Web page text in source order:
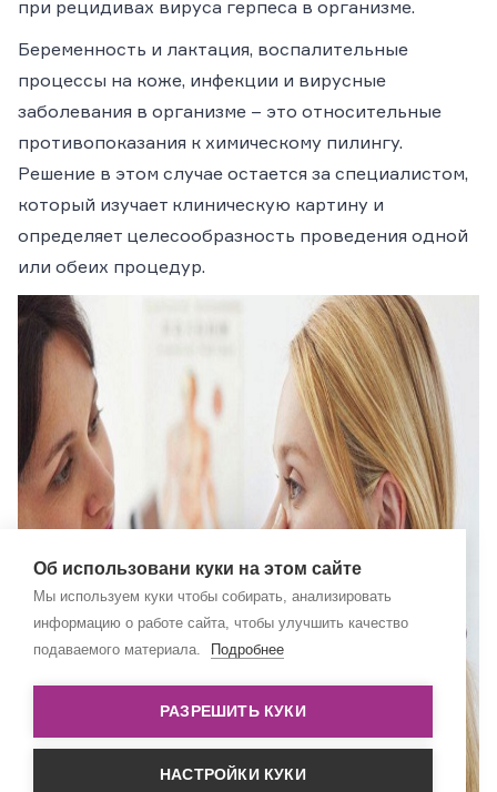
при рецидивах вируса герпеса в организме.
Беременность и лактация, воспалительные
процессы на коже, инфекции и вирусные
заболевания в организме – это относительные
противопоказания к химическому пилингу.
Решение в этом случае остается за специалистом,
который изучает клиническую картину и
определяет целесообразность проведения одной
или обеих процедур.
Об использовани куки на этом сайте
Мы используем куки чтобы собирать, анализировать
информацию о работе сайта, чтобы улучшить качество
подаваемого материала.
Подробнее
РАЗРЕШИТЬ КУКИ
НАСТРОЙКИ КУКИ